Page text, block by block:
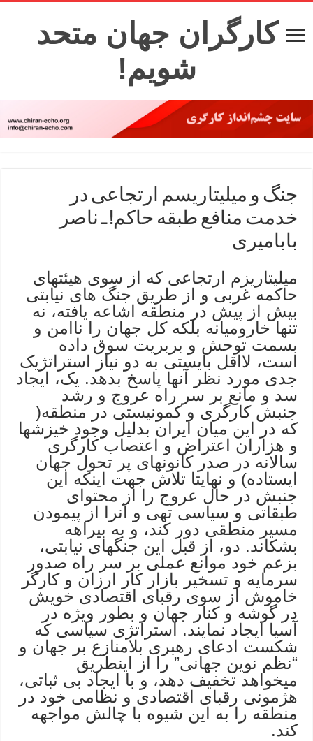
کارگران جهان متحد
شویم!
جنگ و میلیتاریسم ارتجاعی در
خدمت منافع طبقه حاکم! ـ ناصر
بابامیری
میلیتاریزم ارتجاعی که از سوی هیئتهای
حاکمه غربی و از طریق جنگ های نیابتی
بیش از پیش در منطقه اشاعه یافته، نه
تنها خارومیانه بلکه کل جهان را ناامن و
بسمت توحش و بربریت سوق داده
است، لااقل بایستی به دو نیاز استراتژیک
جدی مورد نظر آنها پاسخ بدهد. یک، ایجاد
سد و مانع بر سر راه عروج و رشد
جنبش کارگری و کمونیستی در منطقه(
که در این میان ایران بدلیل وجود خیزشها
و هزاران اعتراض و اعتصاب کارگری
سالانه در صدر کانونهای پر تحول جهان
ایستاده) و نهایتا تلاش جهت اینکه این
جنبش در حال عروج را از محتوای
طبقاتی و سیاسی تهی و آنرا از پیمودن
مسیر منطقی دور کند، و به بیراهه
بشکاند. دو، از قبل این جنگهای نیابتی،
بزعم خود موانع عملی بر سر راه صدور
سرمایه و تسخیر بازار کار ارزان و کارگر
خاموش از سوی رقبای اقتصادی خویش
در گوشه و کنار جهان و بطور ویژه در
آسیا ایجاد نمایند. استراتژی سیاسی که
شکست ادعای رهبری بلامنازع بر جهان و
“نظم نوین جهانی” را از اینطریق
میخواهد تخفیف دهد، و با ایجاد بی ثباتی،
هژمونی رقبای اقتصادی و نظامی خود در
منطقه را به این شیوه با چالش مواجهه
کند.